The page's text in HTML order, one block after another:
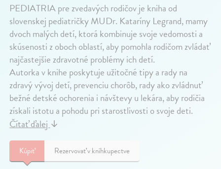
PEDIATRIA pre zvedavých rodičov je kniha od
slovenskej pediatričky MUDr. Kataríny Legrand, mamy
dvoch malých detí, ktorá kombinuje svoje vedomosti a
skúsenosti z oboch oblastí, aby pomohla rodičom zvládať
najčastejšie zdravotné problémy ich detí.
Autorka v knihe poskytuje užitočné tipy a rady na
zdravý vývoj detí, prevenciu chorôb, rady ako zvládnuť
bežné detské ochorenia i návštevy u lekára, aby rodičia
získali istotu a pohodu pri starostlivosti o svoje deti.
Čítať ďalej ↓
Kúpiť Rezervovať v kníhkupectve